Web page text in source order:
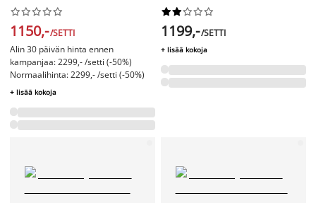






1150,-/SETTI
Alin 30 päivän hinta ennen
kampanjaa: 2299,- /setti (-50%)
Normaalihinta: 2299,- /setti (-50%)
+ lisää kokoja






1199,-/SETTI
+ lisää kokoja